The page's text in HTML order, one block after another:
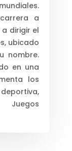
a
dirigir el
ubicado
nombre.
en una
los
Juegos